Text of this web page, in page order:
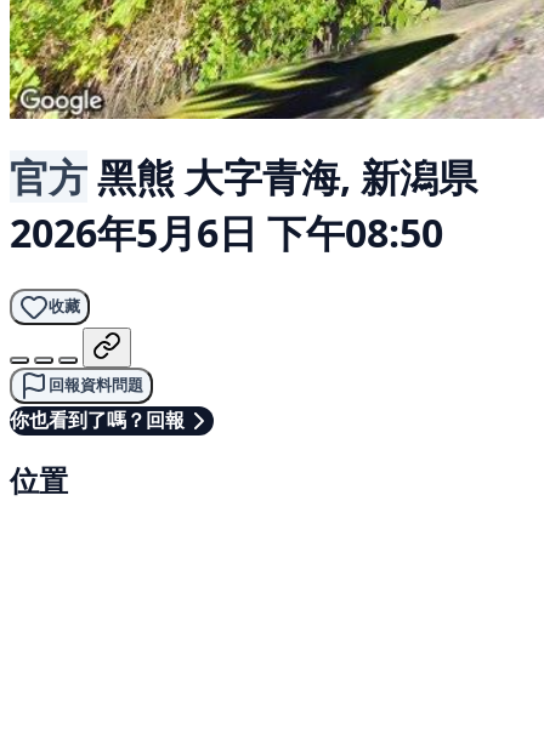
官方黑熊 大字青海, 新潟県
2026年5月6日 下午08:50
收藏
回報資料問題
你也看到了嗎？回報
位置